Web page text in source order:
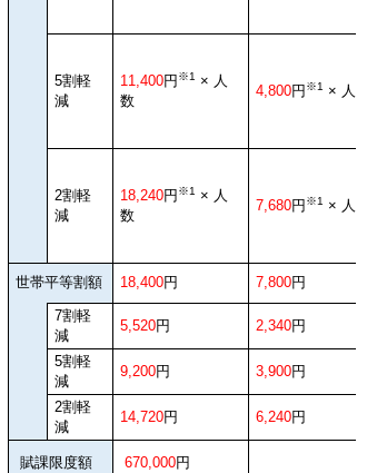
5割軽
減
11,400円 ※1
× 人
数
4,800円 ※1 × 人数
2割軽
減
18,240円 ※1
× 人
数
7,680円 ※1 × 人数
世帯平等割額 18,400円 7,800円
7割軽
減
5,520円 2,340円
5割軽
減
9,200円 3,900円
2割軽
減
14,720円 6,240円
賦課限度額
670,000円